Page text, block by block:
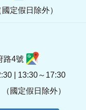
定假日除外）
路4號
| 13:30～17:30
國定假日除外）